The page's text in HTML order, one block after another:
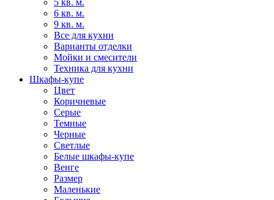
5 кв. м.
6 кв. м.
9 кв. м.
Все для кухни
Варианты отделки
Мойки и смесители
Техника для кухни
Шкафы-купе
Цвет
Коричневые
Серые
Темные
Черные
Светлые
Белые шкафы-купе
Венге
Размер
Маленькие